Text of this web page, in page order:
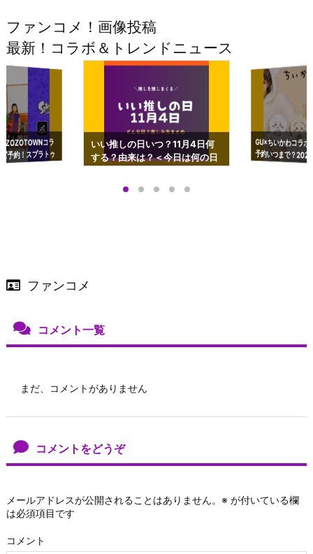
ファンコメ！画像投稿
最新！コラボ＆トレンドニュース
コラ
予約！スプラトゥ
ップも渋谷Hz
いい推しの日いつ？11月4日何
する？由来は？＜今日は何の日
GU×ちいかわコラ
予約いつまで？
ーチやショルダー
ファンコメ
コメント一覧
まだ、コメントがありません
コメントをどうぞ
メールアドレスが公開されることはありません。 ※ が付いている欄
は必須項目です
コメント